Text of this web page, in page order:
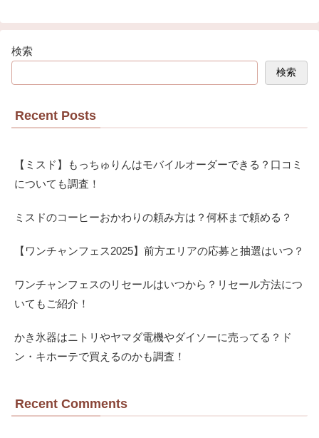
検索
検索
Recent Posts
【ミスド】もっちゅりんはモバイルオーダーできる？口コミ
についても調査！
ミスドのコーヒーおかわりの頼み方は？何杯まで頼める？
【ワンチャンフェス2025】前方エリアの応募と抽選はいつ？
ワンチャンフェスのリセールはいつから？リセール方法につ
いてもご紹介！
かき氷器はニトリやヤマダ電機やダイソーに売ってる？ド
ン・キホーテで買えるのかも調査！
Recent Comments